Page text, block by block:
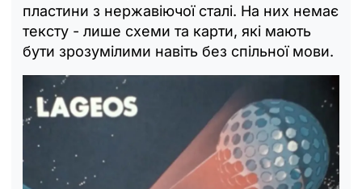
пластини з нержавіючої сталі. На них немає
тексту - лише схеми та карти, які мають
бути зрозумілими навіть без спільної мови.